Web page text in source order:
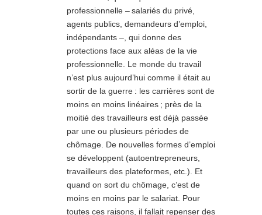
professionnelle – salariés du privé,
agents publics, demandeurs d’emploi,
indépendants –, qui donne des
protections face aux aléas de la vie
professionnelle. Le monde du travail
n’est plus aujourd’hui comme il était au
sortir de la guerre : les carrières sont de
moins en moins linéaires ; près de la
moitié des travailleurs est déjà passée
par une ou plusieurs périodes de
chômage. De nouvelles formes d’emploi
se développent (autoentrepreneurs,
travailleurs des plateformes, etc.). Et
quand on sort du chômage, c’est de
moins en moins par le salariat. Pour
toutes ces raisons, il fallait repenser des